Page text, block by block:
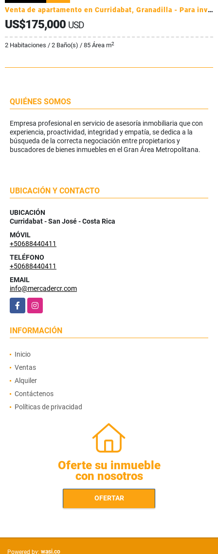
Venta de apartamento en Curridabat, Granadilla - Para inversion
US$175,000 USD
2 Habitaciones / 2 Baño(s) / 85 Área m2
QUIÉNES SOMOS
Empresa profesional en servicio de asesoría inmobiliaria que con
experiencia, proactividad, integridad y empatía, se dedica a la
búsqueda de la correcta negociación entre propietarios y
buscadores de bienes inmuebles en el Gran Área Metropolitana.
UBICACIÓN Y CONTACTO
UBICACIÓN
Curridabat - San José - Costa Rica
MÓVIL
+50688440411
TELÉFONO
+50688440411
EMAIL
info@mercadercr.com
FacebookInstagram
INFORMACIÓN
Inicio
Ventas
Alquiler
Contáctenos
Políticas de privacidad
Oferte su inmueble
con nosotros
OFERTAR
Powered by: wasi.co